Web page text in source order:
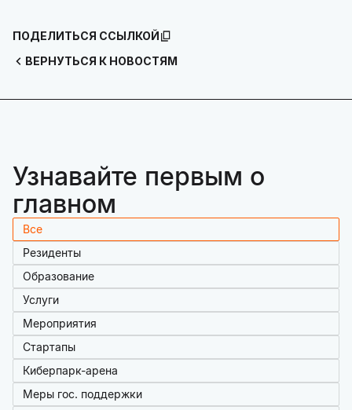
ВЕРНУТЬСЯ К НОВОСТЯМ
ПОДЕЛИТЬСЯ ССЫЛКОЙ
Узнавайте первым о
главном
Все
Резиденты
Образование
Услуги
Мероприятия
Стартапы
Киберпарк-арена
Меры гос. поддержки